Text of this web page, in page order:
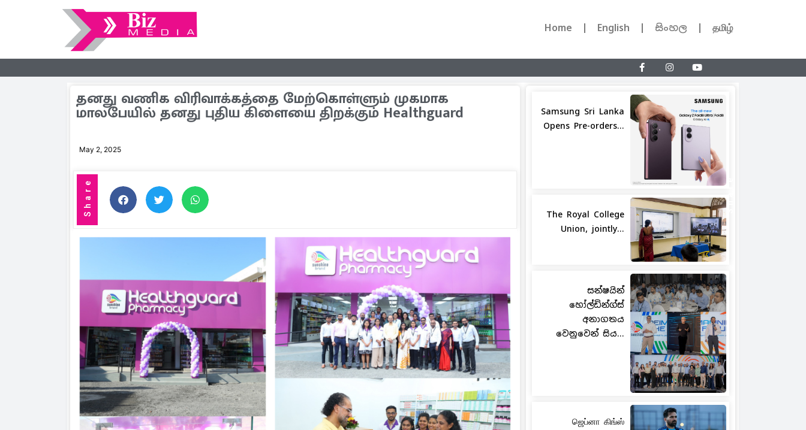
Home English සිංහල தமிழ்
தனது வணிக விரிவாக்கத்தை மேற்கொள்ளும் முகமாக
மாலபேயில் தனது புதிய கிளையை திறக்கும் Healthguard
May 2, 2025
Share Share
Samsung Sri Lanka
Opens Pre-orders...
The Royal College
Union, jointly...
සන්ෂයින්
හෝල්ඩින්ග්ස්
අනාගතය
වෙනුවෙන් සිය...
ஜெப்னா கிங்ஸ்